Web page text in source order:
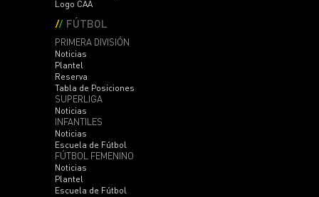
Logo CAA
FÚTBOL
PRIMERA DIVISIÓN
Noticias
Plantel
Reserva
Tabla de Posiciones
SUPERLIGA
Noticias
INFANTILES
Noticias
Escuela de Fútbol
FÚTBOL FEMENINO
Noticias
Plantel
Escuela de Fútbol